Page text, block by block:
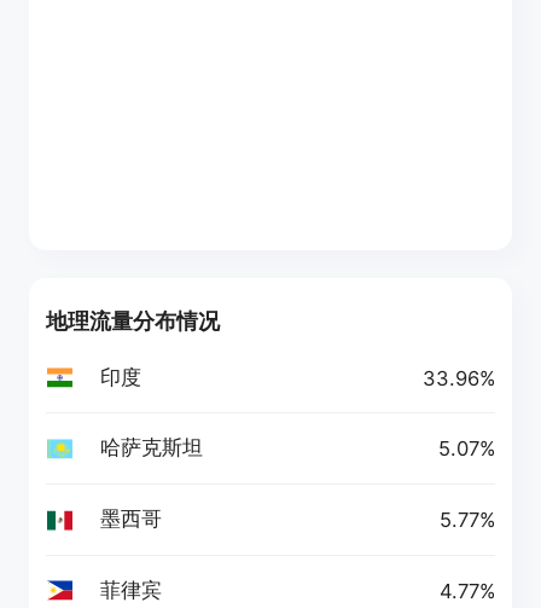
地理流量分布情况
印度 33.96%
哈萨克斯坦 5.07%
墨西哥 5.77%
菲律宾 4.77%